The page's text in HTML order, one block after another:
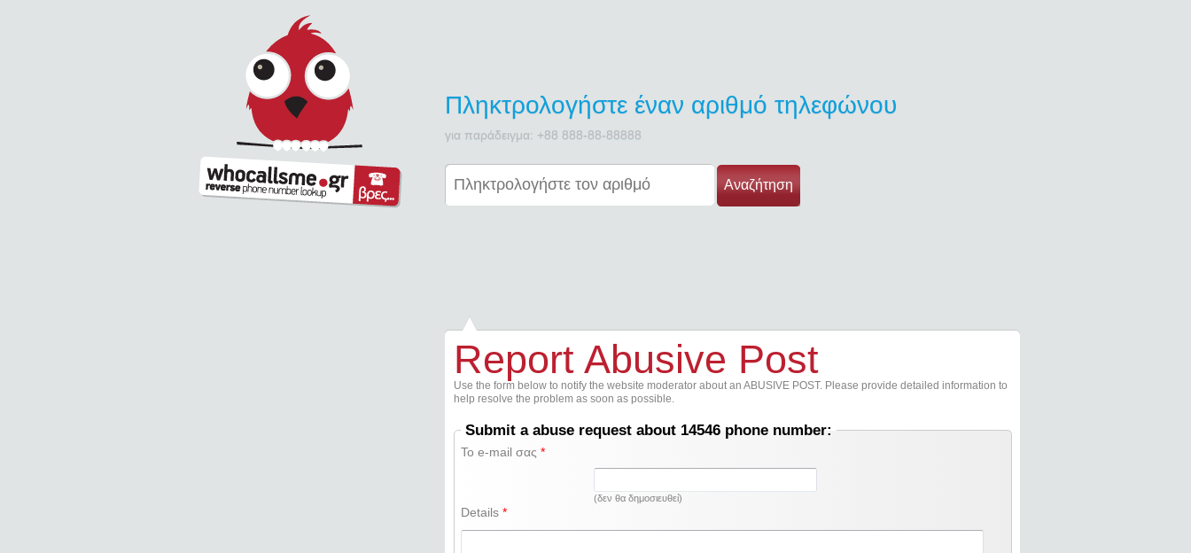
Πληκτρολογήστε έναν αριθμό τηλεφώνου
για παράδειγμα: +88 888-88-88888
Αναζήτηση
Report Abusive Post
Use the form below to notify the website moderator about an ABUSIVE POST. Please provide detailed information to
help resolve the problem as soon as possible.
Submit a abuse request about 14546 phone number:
Το e-mail σας*
(δεν θα δημοσιευθεί)
Details*